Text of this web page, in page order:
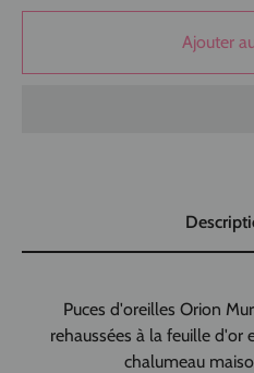
Ajouter
Puces d'oreilles Orion
rehaussées à la feuille d'or
chalumeau